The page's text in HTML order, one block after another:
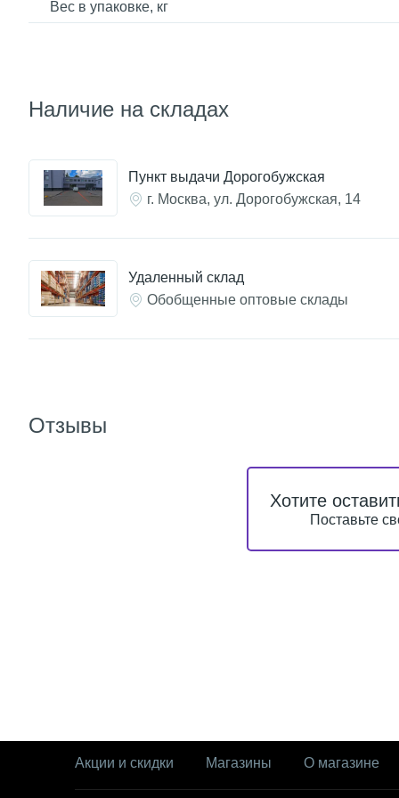
Вес в упаковке, кг
Наличие на складах
Пункт выдачи Дорогобужская
г. Москва, ул. Дорогобужская, 14
Удаленный склад
Обобщенные оптовые склады
Отзывы
Хотите
Поставьте
Акции и скидки Магазины О магазине